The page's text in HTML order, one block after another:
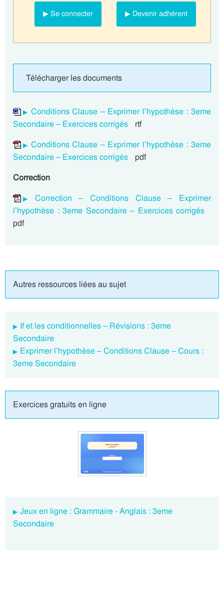
▶ Se connecter ▶ Devenir adhérent
Télécharger les documents
Conditions Clause – Exprimer l’hypothèse : 3eme
Secondaire – Exercices corrigés rtf
Conditions Clause – Exprimer l’hypothèse : 3eme
Secondaire – Exercices corrigés pdf
Correction
Correction – Conditions Clause – Exprimer
l’hypothèse : 3eme Secondaire – Exercices corrigés
pdf
Autres ressources liées au sujet
If et les conditionnelles – Révisions : 3eme
Secondaire
Exprimer l’hypothèse – Conditions Clause – Cours :
3eme Secondaire
Exercices gratuits en ligne
Jeux en ligne : Grammaire - Anglais : 3eme
Secondaire